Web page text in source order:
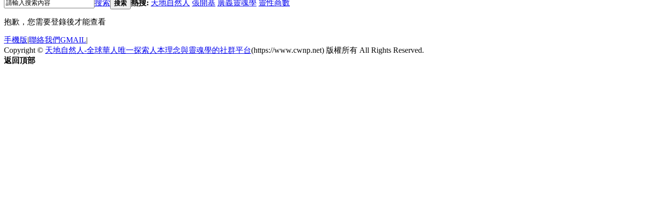
搜索 搜索 熱搜: 天地自然人 張開基 廣義靈魂學 靈性商數
抱歉，您需要登錄後才能查看
手機版|聯絡我們GMAIL|
Copyright © 天地自然人-全球華人唯一探索人本理念與靈魂學的社群平台(https://www.cwnp.net) 版權所有 All Rights Reserved.
返回頂部